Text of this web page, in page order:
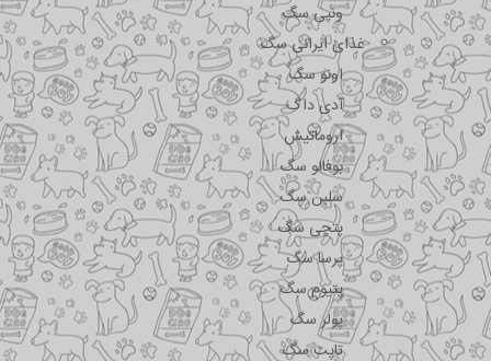
ونپی سگ
غذای ایرانی سگ
اونو سگ
آدی داگ
اروماتیش
بوفالو سگ
سلبن سگ
پتچی سگ
پرسا سگ
پتیوم سگ
پولر سگ
تاپت سگ